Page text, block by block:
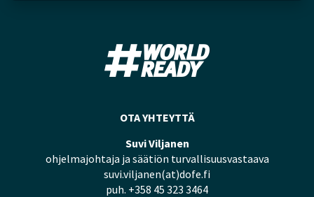
OTA YHTEYTTÄ
Suvi Viljanen
ohjelmajohtaja ja säätiön turvallisuusvastaava
suvi.viljanen(at)dofe.fi
puh. +358 45 323 3464